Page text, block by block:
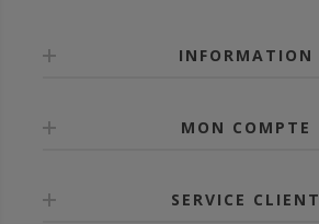
INFORMATION
MON COMPTE
SERVICE CLIENT